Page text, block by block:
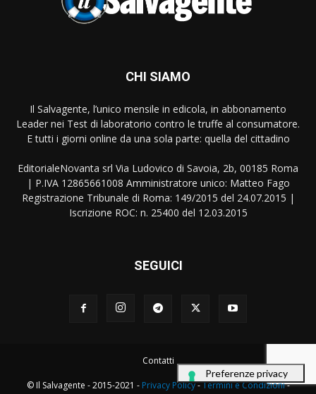
CHI SIAMO
Il Salvagente, l’unico mensile in edicola, in abbonamento
Leader nei Test di laboratorio contro le truffe al consumatore.
E tutti i giorni online da una sola parte: quella del cittadino
EditorialeNovanta srl Via Ludovico di Savoia, 2b, 00185 Roma
| P.IVA 12865661008 Amministratore unico: Matteo Fago
Registrazione Tribunale di Roma: 149/2015 del 24.07.2015 |
Iscrizione ROC: n. 25400 del 12.03.2015
SEGUICI
Contatti
© Il Salvagente - 2015-2021 - Privacy Policy-Termini e Condizioni-